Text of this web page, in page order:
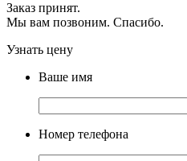
Заказ принят.
Мы вам позвоним. Спасибо.
Узнать цену
Ваше имя
Номер телефона